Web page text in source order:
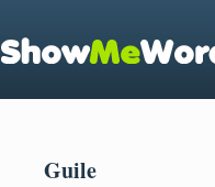
Guile